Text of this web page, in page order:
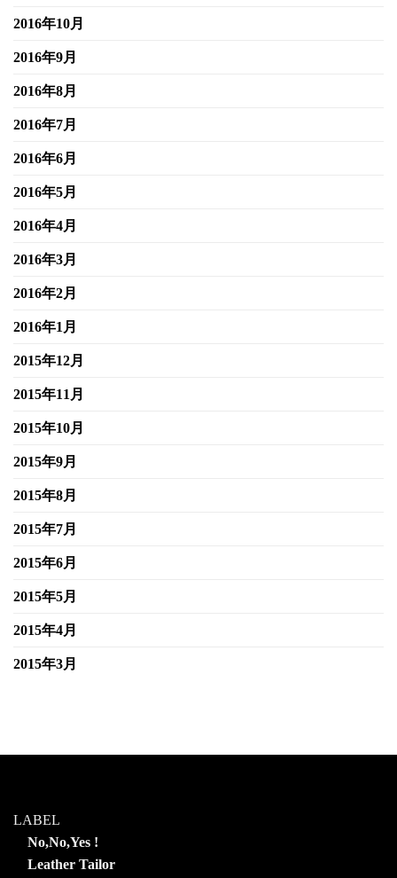
2016年10月
2016年9月
2016年8月
2016年7月
2016年6月
2016年5月
2016年4月
2016年3月
2016年2月
2016年1月
2015年12月
2015年11月
2015年10月
2015年9月
2015年8月
2015年7月
2015年6月
2015年5月
2015年4月
2015年3月
LABEL
No,No,Yes !
Leather Tailor